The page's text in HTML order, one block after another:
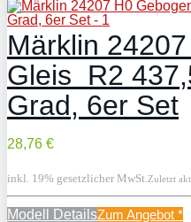
Märklin
Gleis R2
Grad, 6er Set
28,76 €
inkl. 19% gesetzlicher MwSt.Zuletzt
Modell DetailsZum Angebot *